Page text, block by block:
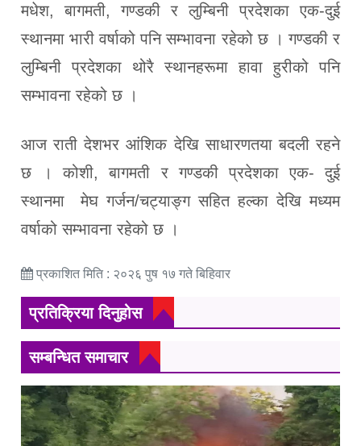
मधेश, बागमती, गण्डकी र लुम्बिनी प्रदेशका एक-दुई
स्थानमा भारी वर्षाको पनि सम्भावना रहेको छ । गण्डकी र
लुम्बिनी प्रदेशका थोरै स्थानहरूमा हावा हुरीको पनि
सम्भावना रहेको छ ।
आज राती देशभर आंशिक देखि साधारणतया बदली रहने
छ । कोशी, बागमती र गण्डकी प्रदेशका एक- दुई
स्थानमा मेघ गर्जन/चट्याङ्ग सहित हल्का देखि मध्यम
वर्षाको सम्भावना रहेको छ ।
प्रकाशित मिति : २०२६ पुष १७ गते बिहिवार
प्रतिक्रिया दिनुहोस
सम्बन्धित समाचार